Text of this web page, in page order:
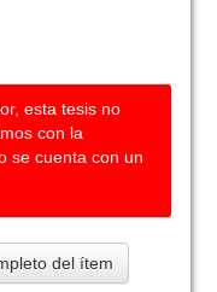
esta tesis no
con la
se cuenta con un
del ítem